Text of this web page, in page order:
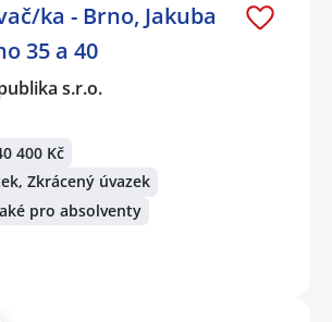
ka - Brno, Jakuba
35 a 40
s.r.o.
400 Kč
Zkrácený úvazek
pro absolventy